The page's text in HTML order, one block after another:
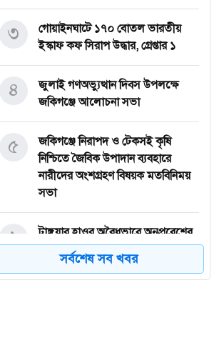
গোয়াইনঘাটে ১৭০ বোতল ভারতীয়
ইস্কাফ কফ সিরাপ উদ্ধার, গ্রেপ্তার ১
৩
জুলাই গণঅভ্যুত্থান দিবস উপলক্ষে
জকিগঞ্জে আলোচনা সভা
৪
জকিগঞ্জে নিরাপদ ও টেকসই কৃষি
নিশ্চিতে জৈবিক উপাদান ব্যবহারে
নারীদের অংশগ্রহণ বিষয়ক মতবিনিময়
সভা
৫
টাঙ্গুয়ার হাওর অবৈধভাবে অনুপ্রবেশের
দায়ে ৬ হাউসবোটে কে জরিমানা
৬
সর্বশেষ সব খবর